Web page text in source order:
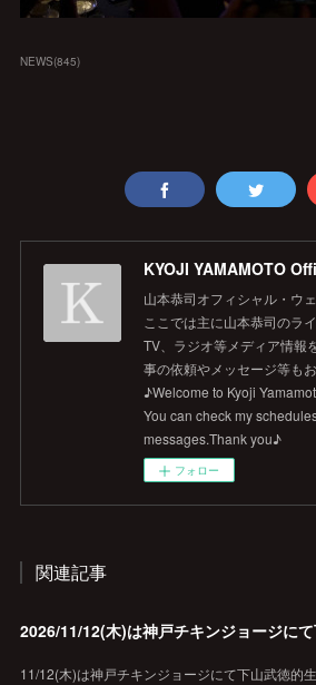
NEWS(845)
KYOJI YAMAMOTO
山本恭司オフィシャル・ウ
ここでは主に山本恭司のラ
TV、ラジオ等メディア情報
事の依頼やメッセージ等も
♪Welcome to Kyoji
You can check my
messages.Thank you♪
フォロー
関連記事
11/12(木)は神戸チキンジョージにて下山武徳的